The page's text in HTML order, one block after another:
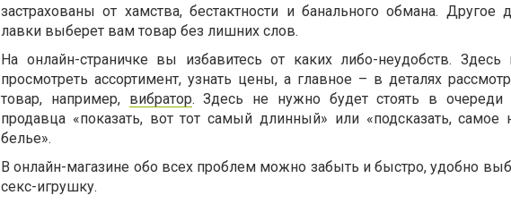
застрахованы от хамства, бестактности и банального обмана. Другое
лавки выберет вам товар без лишних слов.
На онлайн-страничке вы избавитесь от каких либо-неудобств.
просмотреть ассортимент, узнать цены, а главное – в деталях
товар, например, вибратор. Здесь не нужно будет стоять в очереди
продавца «показать, вот тот самый длинный» или «подсказать,
белье».
В онлайн-магазине обо всех проблем можно забыть и быстро, удобно
секс-игрушку.